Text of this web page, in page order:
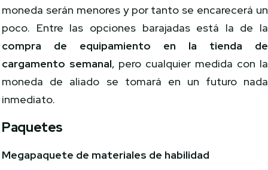
moneda serán menores y por tanto se encarecerá un
poco. Entre las opciones barajadas está la de la
compra de equipamiento en la tienda de
cargamento semanal, pero cualquier medida con la
moneda de aliado se tomará en un futuro nada
inmediato.
Paquetes
Megapaquete de materiales de habilidad